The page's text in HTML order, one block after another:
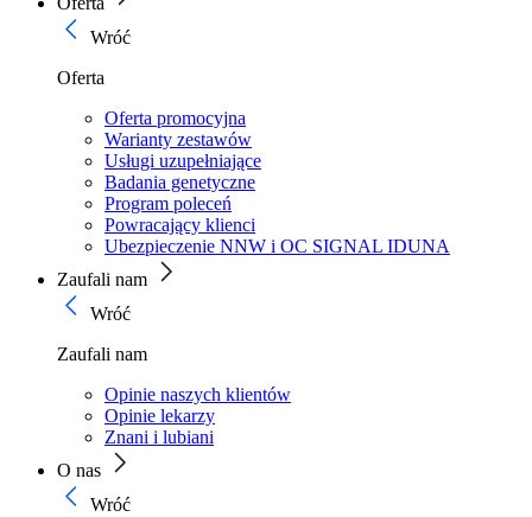
Wróć
Oferta
Oferta promocyjna
Warianty zestawów
Usługi uzupełniające
Badania genetyczne
Program poleceń
Powracający klienci
Ubezpieczenie NNW i OC SIGNAL IDUNA
Zaufali nam
Wróć
Zaufali nam
Opinie naszych klientów
Opinie lekarzy
Znani i lubiani
O nas
Wróć